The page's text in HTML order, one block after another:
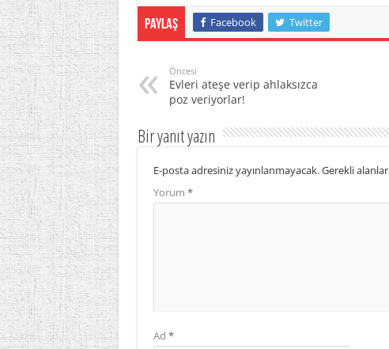
Paylaş Facebook Twitter
Öncesi
Evleri ateşe verip ahlaksızca
poz veriyorlar!
Bir yanıt yazın
E-posta adresiniz yayınlanmayacak.Gerekli alanlar
Yorum *
Ad *